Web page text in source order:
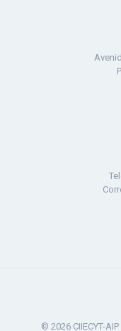
© 2026 CIIECYT-